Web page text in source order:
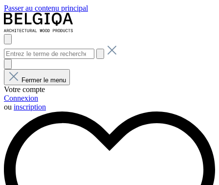
Passer au contenu principal
Fermer le menu
Votre compte
Connexion
ou inscription